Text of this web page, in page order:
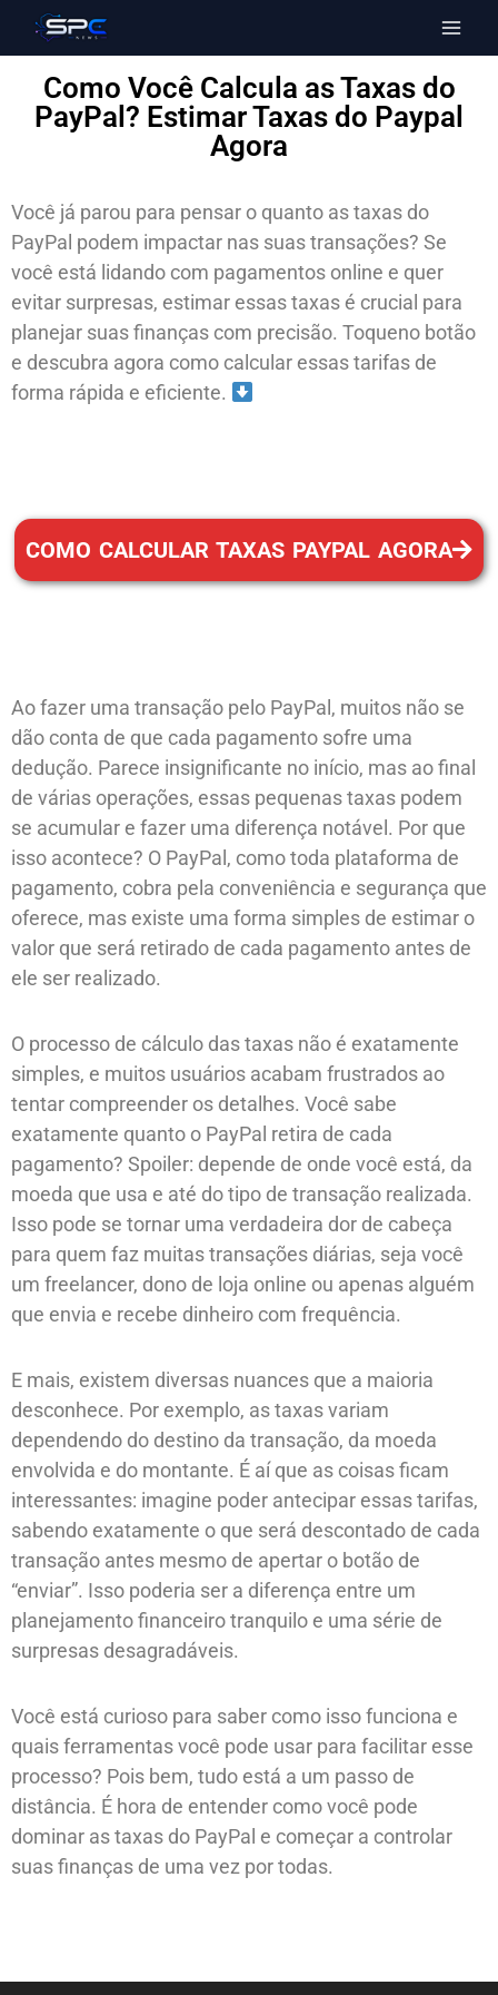
Como Você Calcula as Taxas do
PayPal? Estimar Taxas do Paypal
Agora
Você já parou para pensar o quanto as taxas do
PayPal podem impactar nas suas transações? Se
você está lidando com pagamentos online e quer
evitar surpresas, estimar essas taxas é crucial para
planejar suas finanças com precisão. Toqueno botão
e descubra agora como calcular essas tarifas de
forma rápida e eficiente.
COMO CALCULAR TAXAS PAYPAL AGORA
Ao fazer uma transação pelo PayPal, muitos não se
dão conta de que cada pagamento sofre uma
dedução. Parece insignificante no início, mas ao final
de várias operações, essas pequenas taxas podem
se acumular e fazer uma diferença notável. Por que
isso acontece? O PayPal, como toda plataforma de
pagamento, cobra pela conveniência e segurança que
oferece, mas existe uma forma simples de estimar o
valor que será retirado de cada pagamento antes de
ele ser realizado.
O processo de cálculo das taxas não é exatamente
simples, e muitos usuários acabam frustrados ao
tentar compreender os detalhes. Você sabe
exatamente quanto o PayPal retira de cada
pagamento? Spoiler: depende de onde você está, da
moeda que usa e até do tipo de transação realizada.
Isso pode se tornar uma verdadeira dor de cabeça
para quem faz muitas transações diárias, seja você
um freelancer, dono de loja online ou apenas alguém
que envia e recebe dinheiro com frequência.
E mais, existem diversas nuances que a maioria
desconhece. Por exemplo, as taxas variam
dependendo do destino da transação, da moeda
envolvida e do montante. É aí que as coisas ficam
interessantes: imagine poder antecipar essas tarifas,
sabendo exatamente o que será descontado de cada
transação antes mesmo de apertar o botão de
“enviar”. Isso poderia ser a diferença entre um
planejamento financeiro tranquilo e uma série de
surpresas desagradáveis.
Você está curioso para saber como isso funciona e
quais ferramentas você pode usar para facilitar esse
processo? Pois bem, tudo está a um passo de
distância. É hora de entender como você pode
dominar as taxas do PayPal e começar a controlar
suas finanças de uma vez por todas.